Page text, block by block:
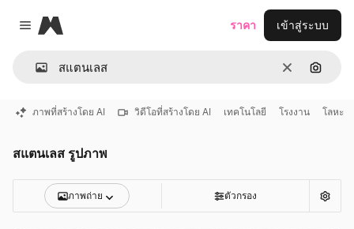
Close menu
Magnific
ชัดเจนค้นหา
ราคา เข้าสู่ระบบ
ภาพที่สร้างโดย AI วิดีโอที่สร้างโดย AI เทคโนโลยี โรงงาน โลหะ
สแตนเลส รูปภาพ
ภาพถ่าย ตัวกรอง